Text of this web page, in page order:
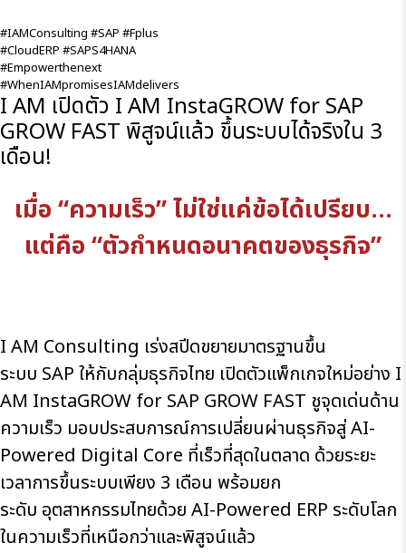
#IAMConsulting #SAP #Fplus
#CloudERP #SAPS4HANA
#Empowerthenext
#WhenIAMpromisesIAMdelivers
I AM เปิดตัว I AM InstaGROW for SAP
GROW FAST พิสูจน์แล้ว ขึ้นระบบได้จริงใน 3
เดือน!
เมื่อ “ความเร็ว” ไม่ใช่แค่ข้อได้เปรียบ…
แต่คือ “ตัวกำหนดอนาคตของธุรกิจ”
I AM Consulting เร่งสปีดขยายมาตรฐานขึ้น
ระบบ SAP ให้กับกลุ่มธุรกิจไทย เปิดตัวแพ็กเกจใหม่อย่าง I
AM InstaGROW for SAP GROW FAST ชูจุดเด่นด้าน
ความเร็ว มอบประสบการณ์การเปลี่ยนผ่านธุรกิจสู่ AI-
Powered Digital Core ที่เร็วที่สุดในตลาด ด้วยระยะ
เวลาการขึ้นระบบเพียง 3 เดือน พร้อมยก
ระดับ อุตสาหกรรมไทยด้วย AI-Powered ERP ระดับโลก
ในความเร็วที่เหนือกว่าและพิสูจน์แล้ว